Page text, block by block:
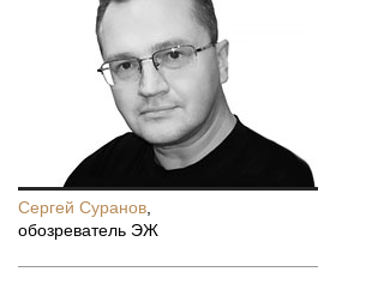
Сергей Суранов
обозреватель ЭЖ